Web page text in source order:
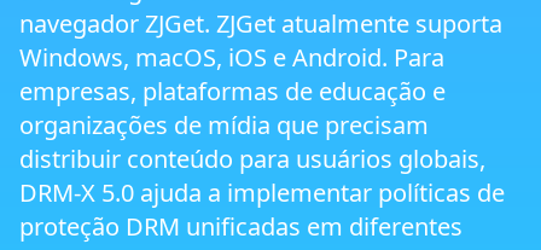
Navegador Seguro de Próxima Geração
ZJGet
Smart Prevent Screen Recording
Restrições de Saída de Display e Proteção
Multi-Tela
navegador ZJGet. ZJGet atualmente suporta
Windows, macOS, iOS e Android. Para
empresas, plataformas de educação e
organizações de mídia que precisam
distribuir conteúdo para usuários globais,
DRM-X 5.0 ajuda a implementar políticas de
proteção DRM unificadas em diferentes